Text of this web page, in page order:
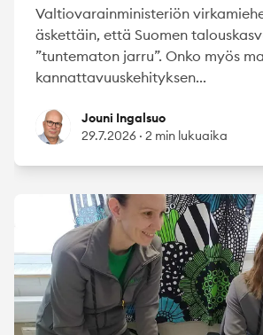
Valtiovarainministeriön
äskettäin, että Suomen
”tuntematon jarru”. Onko myös
kannattavuuskehityksen...
Jouni Ingalsuo
Jouni Ingalsuo
29.7.2026 · 2 min lukuaika